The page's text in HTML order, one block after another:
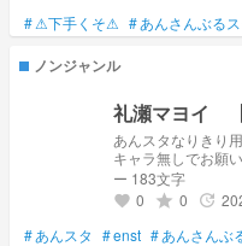
#⚠下手くそ⚠ #あんさんぶる
ノンジャンル
礼瀬マヨイ 【
あんスタなりきり用
キャラ無しでお願
囲までなら...!! すん
てください...ｯｯｯｯ
ー 183文字
favorite 0 grade 0 update
#あんスタ #enst #あんさんぶ